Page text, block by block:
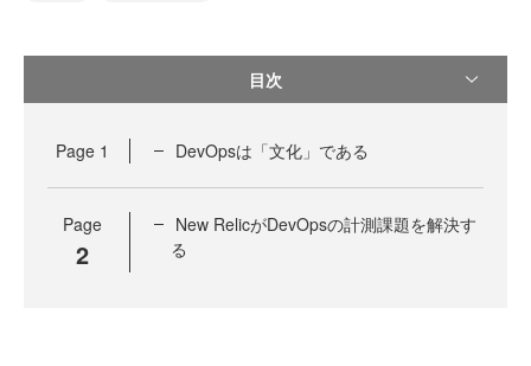
目次
Page 1 DevOpsは「文化」である
Page
2
New RelicがDevOpsの計測課題を解決す
る